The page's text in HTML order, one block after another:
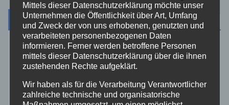
Kategorien
Aktuelles
Mittels dieser Datenschutzerklärung möchte unser
Unternehmen die Öffentlichkeit über Art, Umfang
und Zweck der von uns erhobenen, genutzten und
verarbeiteten personenbezogenen Daten
informieren. Ferner werden betroffene Personen
mittels dieser Datenschutzerklärung über die ihnen
zustehenden Rechte aufgeklärt.
Wir haben als für die Verarbeitung Verantwortlicher
zahlreiche technische und organisatorische